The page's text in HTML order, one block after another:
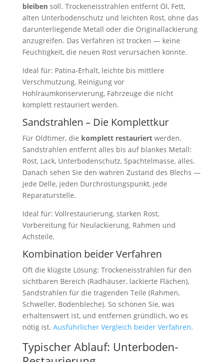
bleibensoll. Trockeneisstrahlen entfernt Öl, Fett,
alten Unterbodenschutz und leichten Rost, ohne das
darunterliegende Metall oder die Originallackierung
anzugreifen. Das Verfahren ist trocken — keine
Feuchtigkeit, die neuen Rost verursachen könnte.
Ideal für: Patina-Erhalt, leichte bis mittlere
Verschmutzung, Reinigung vor
Hohlraumkonservierung, Fahrzeuge die nicht
komplett restauriert werden.
Sandstrahlen – Die Komplettkur
Für Oldtimer, die komplett restauriertwerden.
Sandstrahlen entfernt alles bis auf blankes Metall:
Rost, Lack, Unterbodenschutz, Spachtelmasse, alles.
Danach sehen Sie den wahren Zustand des Blechs —
jede Delle, jeden Durchrostungspunkt, jede
Reparaturstelle.
Ideal für: Vollrestaurierung, starken Rost,
Vorbereitung für Neulackierung, Rahmen und
Achsteile.
Kombination beider Verfahren
Oft die klügste Lösung: Trockeneisstrahlen für den
sichtbaren Bereich (Radhäuser, lackierte Flächen),
Sandstrahlen für die tragenden Teile (Rahmen,
Schweller, Bodenbleche). So schonen Sie, was
erhaltenswert ist, und entfernen gründlich, wo es
nötig ist. Ausführlicher Vergleich beider Verfahren.
Typischer Ablauf: Unterboden-